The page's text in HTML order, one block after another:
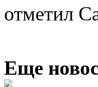
отметил
Еще